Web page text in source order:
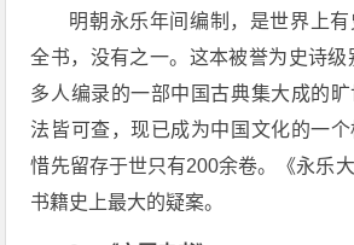
明朝永乐年间编制，是世界上
全书，没有之一。这本被誉为史诗
多人编录的一部中国古典集大成的
法皆可查，现已成为中国文化的一
惜先留存于世只有200余卷。《永乐
书籍史上最大的疑案。